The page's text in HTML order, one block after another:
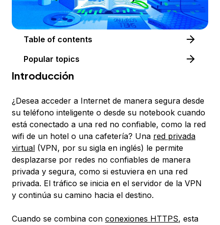
Table of contents
Popular topics
Introducción
¿Desea acceder a Internet de manera segura desde
su teléfono inteligente o desde su notebook cuando
está conectado a una red no confiable, como la red
wifi de un hotel o una cafetería? Una red privada
virtual (VPN, por su sigla en inglés) le permite
desplazarse por redes no confiables de manera
privada y segura, como si estuviera en una red
privada. El tráfico se inicia en el servidor de la VPN
y continúa su camino hacia el destino.
Cuando se combina con conexiones HTTPS, esta